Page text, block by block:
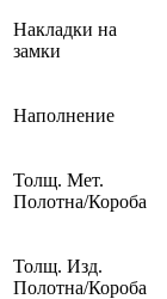
Накладки на
замки
Наполнение
Толщ. Мет.
Полотна/Короба
Толщ. Изд.
Полотна/Короба